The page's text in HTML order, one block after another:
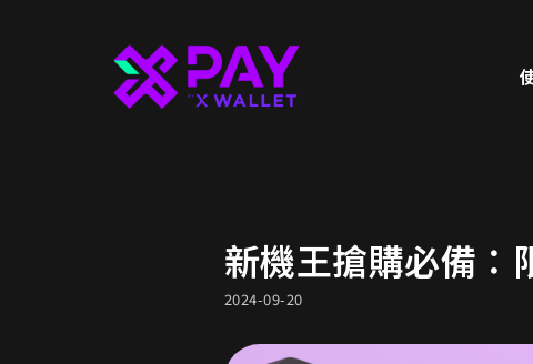
新機王搶購必備：
2024-09-20